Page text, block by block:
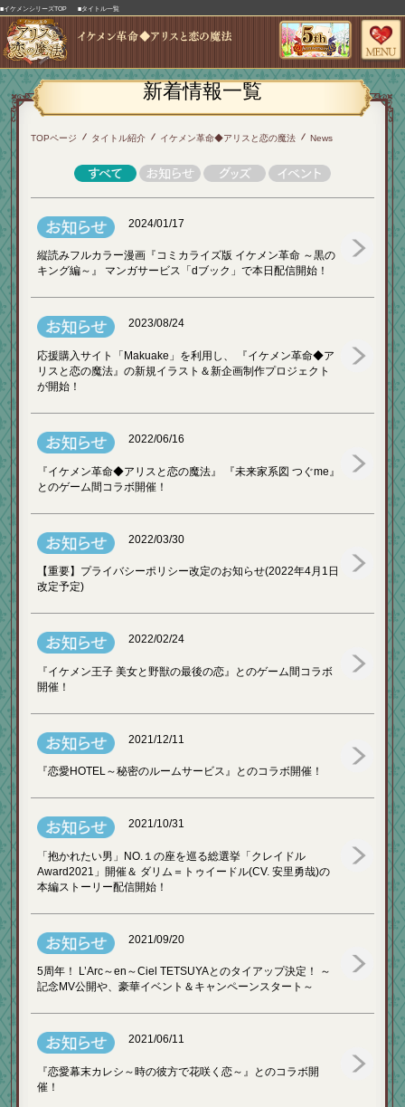
■イケメンシリーズTOP ■タイトル一覧
新着情報一覧
TOPページ タイトル紹介 イケメン革命◆アリスと恋の魔法 News
2024/01/17
縦読みフルカラー漫画『コミカライズ版 イケメン革命 ～黒の
キング編～』 マンガサービス「dブック」で本日配信開始！
2023/08/24
応援購入サイト「Makuake」を利用し、 『イケメン革命◆ア
リスと恋の魔法』の新規イラスト＆新企画制作プロジェクト
が開始！
2022/06/16
『イケメン革命◆アリスと恋の魔法』 『未来家系図 つぐme』
とのゲーム間コラボ開催！
2022/03/30
【重要】プライバシーポリシー改定のお知らせ(2022年4月1日
改定予定)
2022/02/24
『イケメン王子 美女と野獣の最後の恋』とのゲーム間コラボ
開催！
2021/12/11
『恋愛HOTEL～秘密のルームサービス』とのコラボ開催！
2021/10/31
「抱かれたい男」NO.１の座を巡る総選挙「クレイドル
Award2021」開催＆ ダリム＝トゥイードル(CV. 安里勇哉)の
本編ストーリー配信開始！
2021/09/20
5周年！ L’Arc～en～Ciel TETSUYAとのタイアップ決定！ ～
記念MV公開や、豪華イベント＆キャンペーンスタート～
2021/06/11
『恋愛幕末カレシ～時の彼方で花咲く恋～』とのコラボ開
催！